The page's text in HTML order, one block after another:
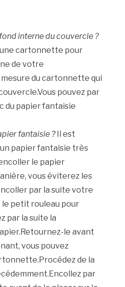
interne du couvercle ?
cartonnette pour
de votre
du cartonnette qui
pouvez par
du papier fantaisie
fantaisie ?Il est
papier fantaisie très
le papier
vous éviterez les
par la suite votre
petit rouleau pour
par la suite la
le avant
vous pouvez
de la
par